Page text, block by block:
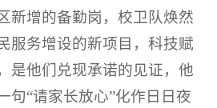
新增的备勤岗，校卫队焕然
服务增设的新项目，科技赋
是他们兑现承诺的见证，他
句“请家长放心”化作日日夜